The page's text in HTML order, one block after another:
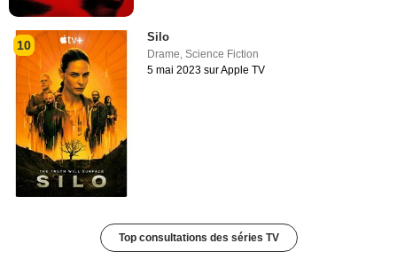
10
Silo
Drame,Science Fiction
5 mai 2023 sur Apple TV
Top consultations des séries TV